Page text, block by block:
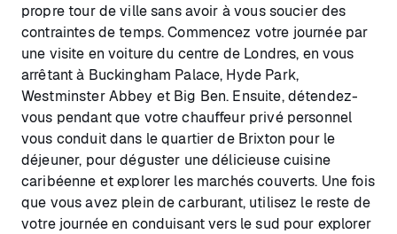
propre tour de ville sans avoir à vous soucier des
contraintes de temps. Commencez votre journée par
une visite en voiture du centre de Londres, en vous
arrêtant à Buckingham Palace, Hyde Park,
Westminster Abbey et Big Ben. Ensuite, détendez-
vous pendant que votre chauffeur privé personnel
vous conduit dans le quartier de Brixton pour le
déjeuner, pour déguster une délicieuse cuisine
caribéenne et explorer les marchés couverts. Une fois
que vous avez plein de carburant, utilisez le reste de
votre journée en conduisant vers le sud pour explorer